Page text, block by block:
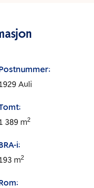
Auli
389 m2
i:
m2